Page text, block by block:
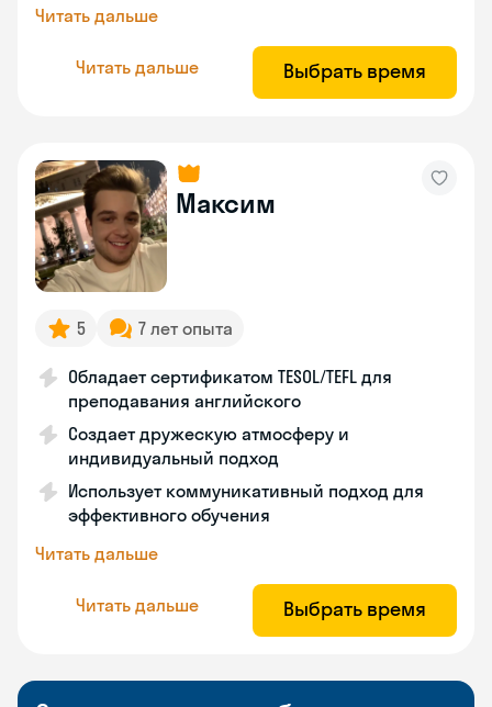
Читать дальше
Читать дальше Выбрать время
Максим
5 7 лет опыта
Обладает сертификатом TESOL/TEFL для
преподавания английского
Создает дружескую атмосферу и
индивидуальный подход
Использует коммуникативный подход для
эффективного обучения
Читать дальше
Читать дальше Выбрать время